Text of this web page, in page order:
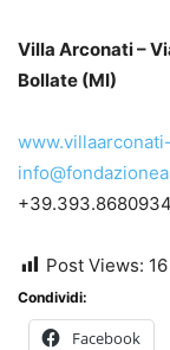
Villa Arconati –
Bollate (MI)
+39.393.8680934
Post Views: 16
Condividi:
Facebook